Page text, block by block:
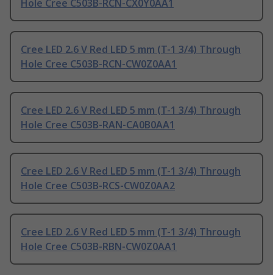
Hole Cree C503B-RCN-CX0Y0AA1
Cree LED 2.6 V Red LED 5 mm (T-1 3/4) Through
Hole Cree C503B-RCN-CW0Z0AA1
Cree LED 2.6 V Red LED 5 mm (T-1 3/4) Through
Hole Cree C503B-RAN-CA0B0AA1
Cree LED 2.6 V Red LED 5 mm (T-1 3/4) Through
Hole Cree C503B-RCS-CW0Z0AA2
Cree LED 2.6 V Red LED 5 mm (T-1 3/4) Through
Hole Cree C503B-RBN-CW0Z0AA1